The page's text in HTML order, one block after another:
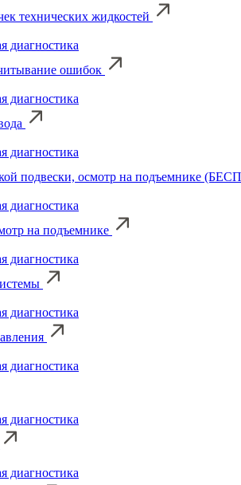
технических жидкостей
диагностика
ошибок
диагностика
диагностика
подвески, осмотр на подъемнике
диагностика
на подъемнике
диагностика
диагностика
диагностика
диагностика
диагностика